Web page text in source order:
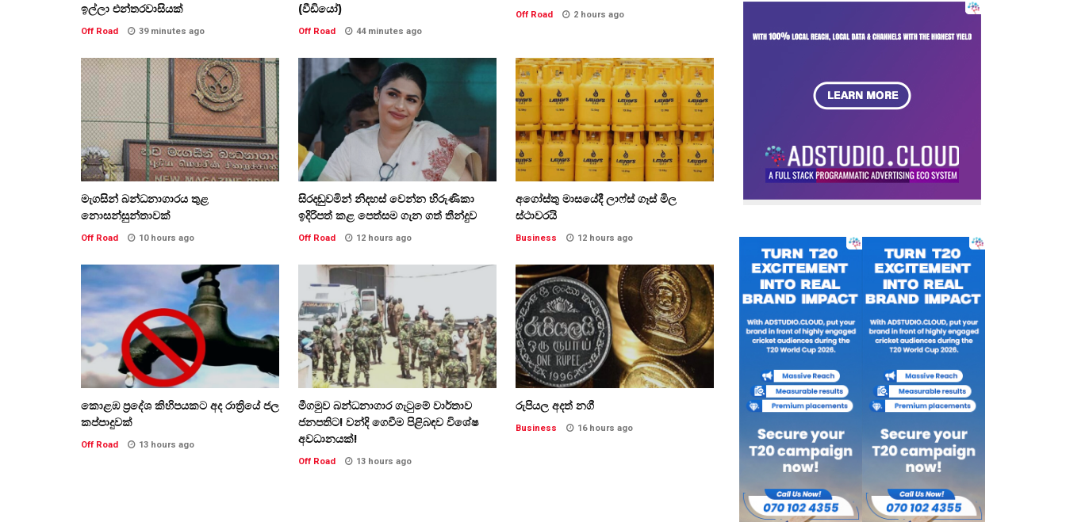
ඉල්ලා එන්තරවාසියක්
Off Road 39 minutes ago
(වීඩියෝ)
Off Road 44 minutes ago
Off Road 2 hours ago
මැගසින් බන්ධනාගාරය තුළ
නොසන්සුන්තාවක්
Off Road 10 hours ago
සිරදඬුවමින් නිදහස් වෙන්න හිරුණිකා
ඉදිරිපත් කළ පෙත්සම ගැන ගත් තීන්දුව
Off Road 12 hours ago
අගෝස්තු මාසයේදී ලාෆ්ස් ගෑස් මිල
ස්ථාවරයි
Business 12 hours ago
කොළඹ ප්‍රදේශ කිහිපයකට අද රාත්‍රියේ ජල
කප්පාදුවක්
Off Road 13 hours ago
මීගමුව බන්ධනාගාර ගැටුමේ වාර්තාව
ජනපතිට! වන්දි ගෙවීම පිළිබඳව විශේෂ
අවධානයක්!
Off Road 13 hours ago
රුපියල අදත් නගී
Business 16 hours ago